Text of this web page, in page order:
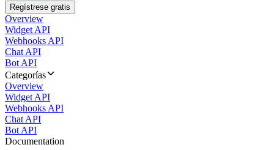
Regístrese gratis
Overview
Widget API
Webhooks API
Chat API
Bot API
Categorías
Overview
Widget API
Webhooks API
Chat API
Bot API
Documentation